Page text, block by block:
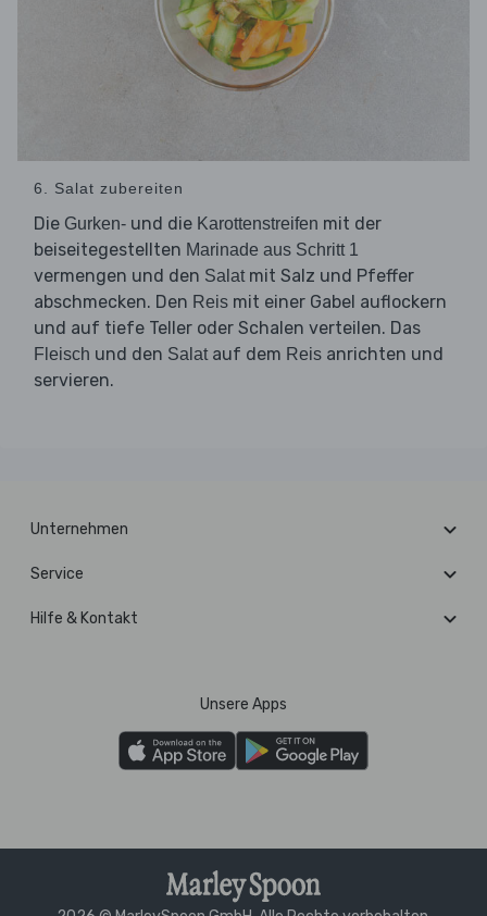
6. Salat zubereiten
Die Gurken- und die Karottenstreifen mit der
beiseitegestellten Marinade aus Schritt 1
vermengen und den Salatmit Salz und Pfeffer
abschmecken. Den Reis mit einer Gabel auflockern
und auf tiefe Teller oder Schalen verteilen. Das
Fleisch und den Salatauf dem Reis anrichten und
servieren.
Unternehmen
Service
Hilfe & Kontakt
Unsere Apps